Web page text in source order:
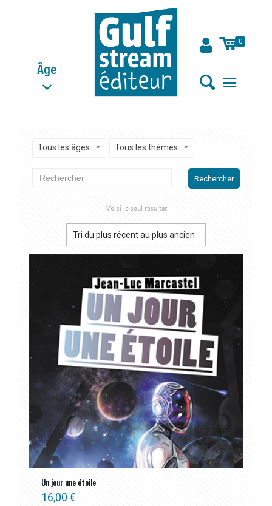
Âge
0
Tous les âges Tous les thèmes
Rechercher
Voici le seul résultat
Un jour une étoile
16,00 €